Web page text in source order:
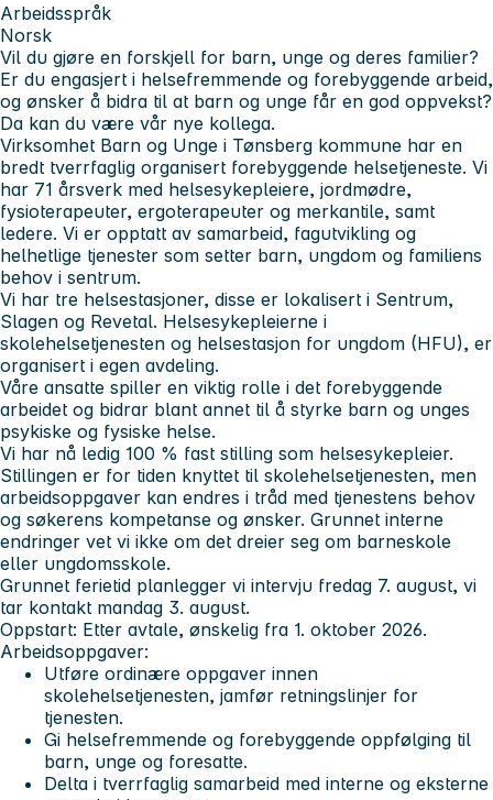
Arbeidsspråk
Norsk
Vil du gjøre en forskjell for barn, unge og deres familier?
Er du engasjert i helsefremmende og forebyggende arbeid,
og ønsker å bidra til at barn og unge får en god oppvekst?
Da kan du være vår nye kollega.
Virksomhet Barn og Unge i Tønsberg kommune har en
bredt tverrfaglig organisert forebyggende helsetjeneste. Vi
har 71 årsverk med helsesykepleiere, jordmødre,
fysioterapeuter, ergoterapeuter og merkantile, samt
ledere. Vi er opptatt av samarbeid, fagutvikling og
helhetlige tjenester som setter barn, ungdom og familiens
behov i sentrum.
Vi har tre helsestasjoner, disse er lokalisert i Sentrum,
Slagen og Revetal. Helsesykepleierne i
skolehelsetjenesten og helsestasjon for ungdom (HFU), er
organisert i egen avdeling.
Våre ansatte spiller en viktig rolle i det forebyggende
arbeidet og bidrar blant annet til å styrke barn og unges
psykiske og fysiske helse.
Vi har nå ledig 100 % fast stilling som helsesykepleier.
Stillingen er for tiden knyttet til skolehelsetjenesten, men
arbeidsoppgaver kan endres i tråd med tjenestens behov
og søkerens kompetanse og ønsker. Grunnet interne
endringer vet vi ikke om det dreier seg om barneskole
eller ungdomsskole.
Grunnet ferietid planlegger vi intervju fredag 7. august, vi
tar kontakt mandag 3. august.
Oppstart: Etter avtale, ønskelig fra 1. oktober 2026.
Arbeidsoppgaver:
Utføre ordinære oppgaver innen
skolehelsetjenesten, jamfør retningslinjer for
tjenesten.
Gi helsefremmende og forebyggende oppfølging til
barn, unge og foresatte.
Delta i tverrfaglig samarbeid med interne og eksterne